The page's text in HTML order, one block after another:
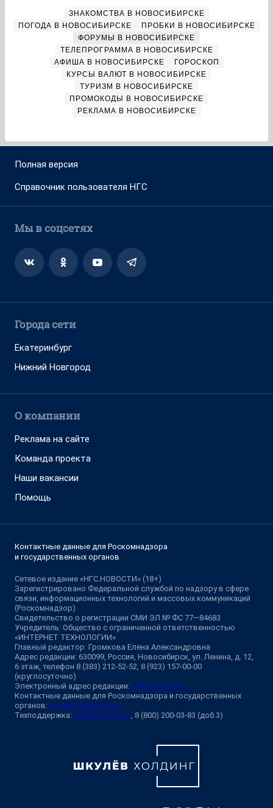
ЗНАКОМСТВА В НОВОСИБИРСКЕ
ПОГОДА В НОВОСИБИРСКЕ
ПРОБКИ В НОВОСИБИРСКЕ
ФОРУМЫ В НОВОСИБИРСКЕ
ТЕЛЕПРОГРАММА В НОВОСИБИРСКЕ
АФИША В НОВОСИБИРСКЕ
ГОРОСКОП
КУРСЫ ВАЛЮТ В НОВОСИБИРСКЕ
ТУРИЗМ В НОВОСИБИРСКЕ
ПРОМОКОДЫ В НОВОСИБИРСКЕ
РЕКЛАМА В НОВОСИБИРСКЕ
Полная версия
Справочник пользователя НГС
Мы в соцсетях
Города сети
Екатеринбург
Нижний Новгород
О компании
Реклама на сайте
Команда проекта
Наши вакансии
Помощь
Контактные данные для Роскомнадзора
и государственных органов
Сетевое издание «НГС.НОВОСТИ» (18+)
Зарегистрировано Федеральной службой по надзору в сфере
связи, информационных технологий и массовых коммуникаций
(Роскомнадзор)
Свидетельство о регистрации СМИ ЭЛ № ФС 77—84683
Учредитель: Общество с ограниченной ответственностью
«ИНТЕРНЕТ ТЕХНОЛОГИИ»
Главный редактор: Громкова Елена Александровна
Адрес редакции: 630099, Россия, Новосибирск, ул. Ленина, д. 12,
6 этаж, телефон 8 (383) 212-52-52, 8 (923) 157-00-00
(круглосуточно)
Электронный адрес редакции: ngs@shkulev.ru
Контактные данные для Роскомнадзора и государственных
органов: juristnsk@shkulev.ru
Техподдержка: help@shkulev.ru, 8 (800) 200-03-83 (доб.3)